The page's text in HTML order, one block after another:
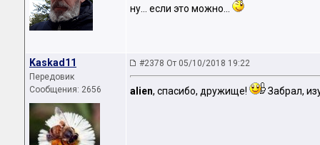
ну... если это можно...
Kaskad11
Передовик
Сообщения: 2656
#2378 От 05/10/2018 19:22
аliеn, спасибо, дружище! Забрал,